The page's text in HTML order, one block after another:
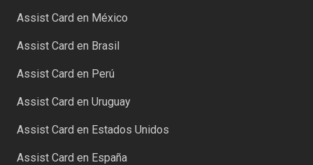
Assist Card en México
Assist Card en Brasil
Assist Card en Perú
Assist Card en Uruguay
Assist Card en Estados Unidos
Assist Card en España